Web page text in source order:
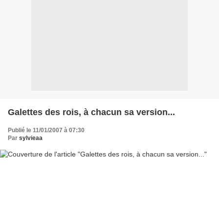
Galettes des rois, à chacun sa version...
Publié le 11/01/2007 à 07:30
Par sylvieaa